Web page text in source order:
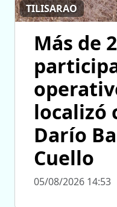
TILISARAO
Más de
localizó
Darío
Cuello
05/08/2026 14:53